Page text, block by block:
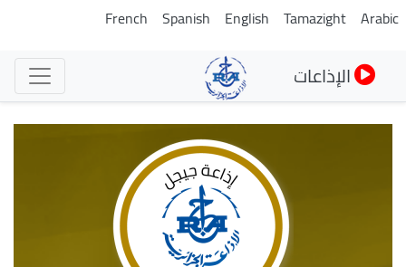
تجاوز
Arabic
Tamazight
English
Spanish
French
الإذاعات